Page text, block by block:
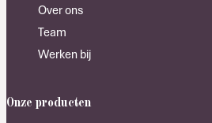
Over ons
Team
Werken bij
Onze producten